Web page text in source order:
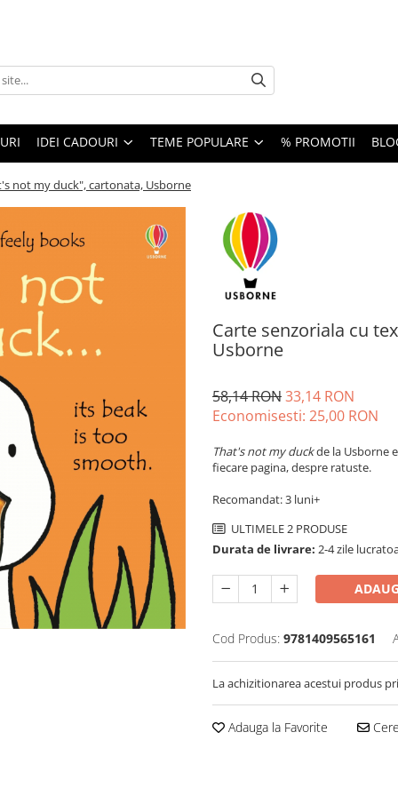
IDEI CADOURI TEME POPULARE % PROMOTII
not my duck", cartonata, Usborne
Carte senzoriala cu
Usborne
58,14 RON33,14 RON
Economisesti: 25,00 RON
That's not my duckde la Usborne
fiecare pagina, despre ratuste.
Recomandat: 3 luni+
ULTIMELE 2 PRODUSE
Durata de livrare: 2-4 zile
Cod Produs: 9781409565161
La achizitionarea acestui produs
Adauga la Favorite